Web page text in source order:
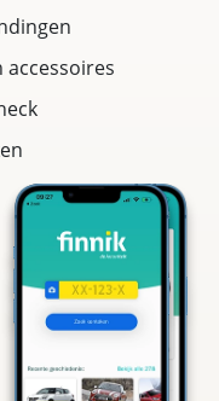
accessoires